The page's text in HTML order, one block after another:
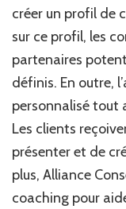
créer un profil de
sur ce profil, les
partenaires
définis. En outre,
personnalisé tout
Les clients
présenter et de
plus, Alliance
coaching pour